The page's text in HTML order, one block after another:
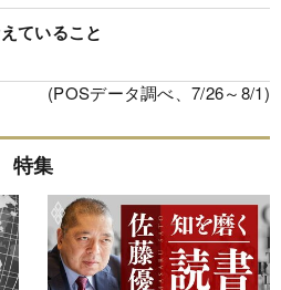
ていること
(POSデータ調べ、7/26～8/1)
特集